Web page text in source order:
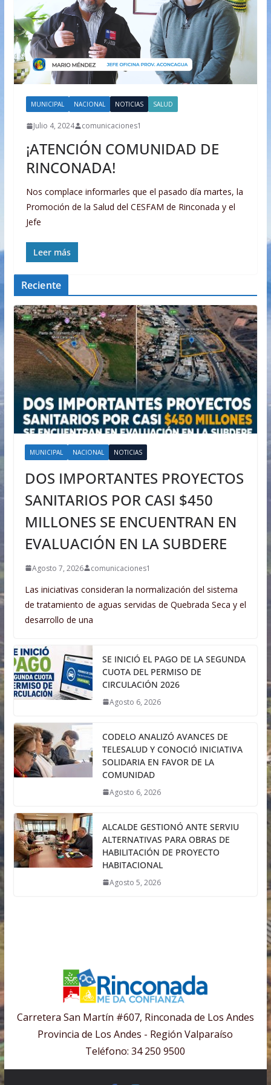
MUNICIPAL NACIONAL NOTICIAS SALUD
Julio 4, 2024 comunicaciones1
¡ATENCIÓN COMUNIDAD DE
RINCONADA!
Nos complace informarles que el pasado día martes, la
Promoción de la Salud del CESFAM de Rinconada y el
Jefe
Leer más
Reciente
MUNICIPAL NACIONAL NOTICIAS
DOS IMPORTANTES PROYECTOS
SANITARIOS POR CASI $450
MILLONES SE ENCUENTRAN EN
EVALUACIÓN EN LA SUBDERE
Agosto 7, 2026 comunicaciones1
Las iniciativas consideran la normalización del sistema
de tratamiento de aguas servidas de Quebrada Seca y el
desarrollo de una
SE INICIÓ EL PAGO DE LA SEGUNDA
CUOTA DEL PERMISO DE
CIRCULACIÓN 2026
Agosto 6, 2026
CODELO ANALIZÓ AVANCES DE
TELESALUD Y CONOCIÓ INICIATIVA
SOLIDARIA EN FAVOR DE LA
COMUNIDAD
Agosto 6, 2026
ALCALDE GESTIONÓ ANTE SERVIU
ALTERNATIVAS PARA OBRAS DE
HABILITACIÓN DE PROYECTO
HABITACIONAL
Agosto 5, 2026
Carretera San Martín #607, Rinconada de Los Andes
Provincia de Los Andes - Región Valparaíso
Teléfono: 34 250 9500